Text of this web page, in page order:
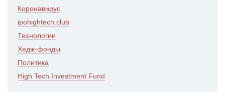
Коронавирус
ipohightech.club
Технологии
Хедж-фонды
Политика
High Tech Investment Fund